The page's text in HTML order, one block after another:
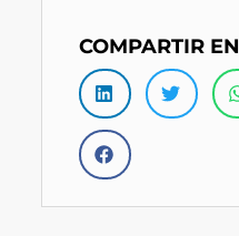
COMPARTIR EN